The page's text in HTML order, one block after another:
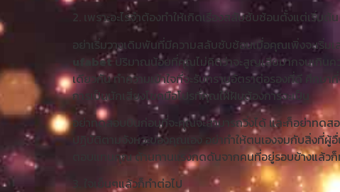
2. เพราะอะไรจำต้องทำให้เกิดเรื่องสลับซับซ้อนตั้งแต่เริ่มต้น
อย่าเริ่มวางเดิมพันที่มีความสลับซับซ้อนเมื่อคุณเพิ่งจะเริ่
ufabet ปริมาณน้อยที่คุณไม่คิดว่าจะสูญเสียมากจนเกินคว
เดียวกัน ทำความเข้าใจที่จะรับทราบอัตราต่อรองที่ดี ศึกษา
การเป็นนักเสี่ยงโชคมือโปรที่คุณใฝ่ฝันต้องการจะเป็น
อย่าทดสอบบินก่อนที่จะคุณจะสามารถวิ่งได้ และก็อย่าทดส
ปฏิบัติตามจังหวะของคุณเอง อย่าทำให้ตนเองจมกับสิ่ง
ตอบแทนคุณ ต้านทานแรงกดดันจากคนที่อยู่รอบข้างแล้ว
3. ใจเย็นๆแล้วก็ทำต่อไป